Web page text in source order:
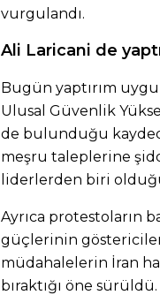
vurgulandı.
Ali Laricani de
Bugün yaptırım
Ulusal Güvenlik
de bulunduğu
meşru taleplerine
liderlerden biri
Ayrıca protestoların
güçlerinin
müdahalelerin İran
bıraktığı öne sürüldü.